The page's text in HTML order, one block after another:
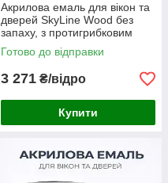
Акрилова емаль для вікон та
дверей SkyLine Wood без
запаху, з протигрибковим
ефектом, графітова, 10 л
Готово до відправки
3 271 ₴/відро
Купити